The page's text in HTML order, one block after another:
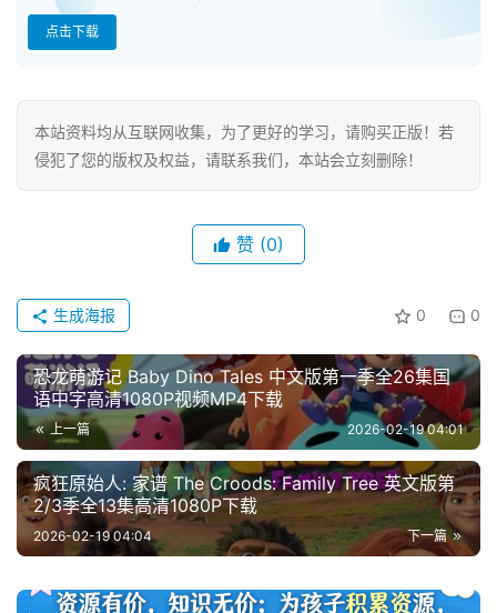
点击下载
本站资料均从互联网收集，为了更好的学习，请购买正版！若
侵犯了您的版权及权益，请联系我们，本站会立刻删除！
赞 (0)
0 0
生成海报
恐龙萌游记 Baby Dino Tales 中文版第一季全26集国
语中字高清1080P视频MP4下载
上一篇 2026-02-19 04:01
疯狂原始人: 家谱 The Croods: Family Tree 英文版第
2/3季全13集高清1080P下载
下一篇
2026-02-19 04:04